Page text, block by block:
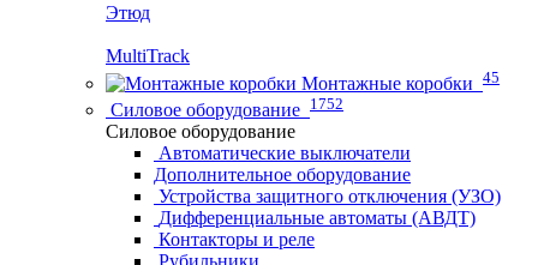
Этюд
MultiTrack
Монтажные коробки 45
Силовое оборудование 1752
Силовое оборудование
Автоматические выключатели
Дополнительное оборудование
Устройства защитного отключения (УЗО)
Дифференциальные автоматы (АВДТ)
Контакторы и реле
Рубильники